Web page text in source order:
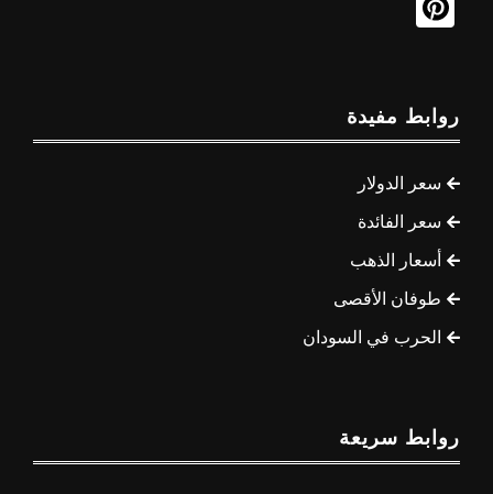
روابط مفيدة
سعر الدولار
سعر الفائدة
أسعار الذهب
طوفان الأقصى
الحرب في السودان
روابط سريعة